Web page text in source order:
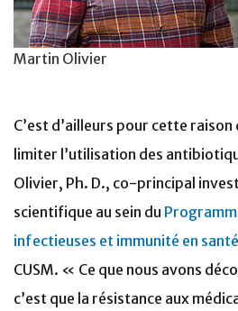
Martin Olivier
C’est d’ailleurs pour cette
limiter l’utilisation des
Olivier, Ph. D., co-principal
scientifique au sein du
infectieuses et immunité en
CUSM. « Ce que nous avons
c’est que la résistance aux